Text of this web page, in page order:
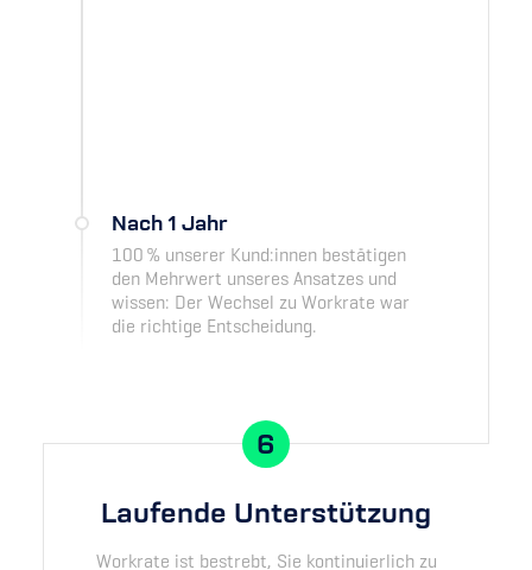
Nach 1 Jahr
100 % unserer Kund:innen bestätigen
den Mehrwert unseres Ansatzes und
wissen: Der Wechsel zu Workrate war
die richtige Entscheidung.
6
Laufende Unterstützung
Workrate ist bestrebt, Sie kontinuierlich zu